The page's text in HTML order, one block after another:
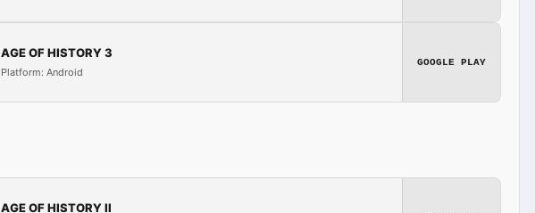
AGE OF HISTORY 3
Platform: Android
GOOGLE PLAY
AGE OF HISTORY II